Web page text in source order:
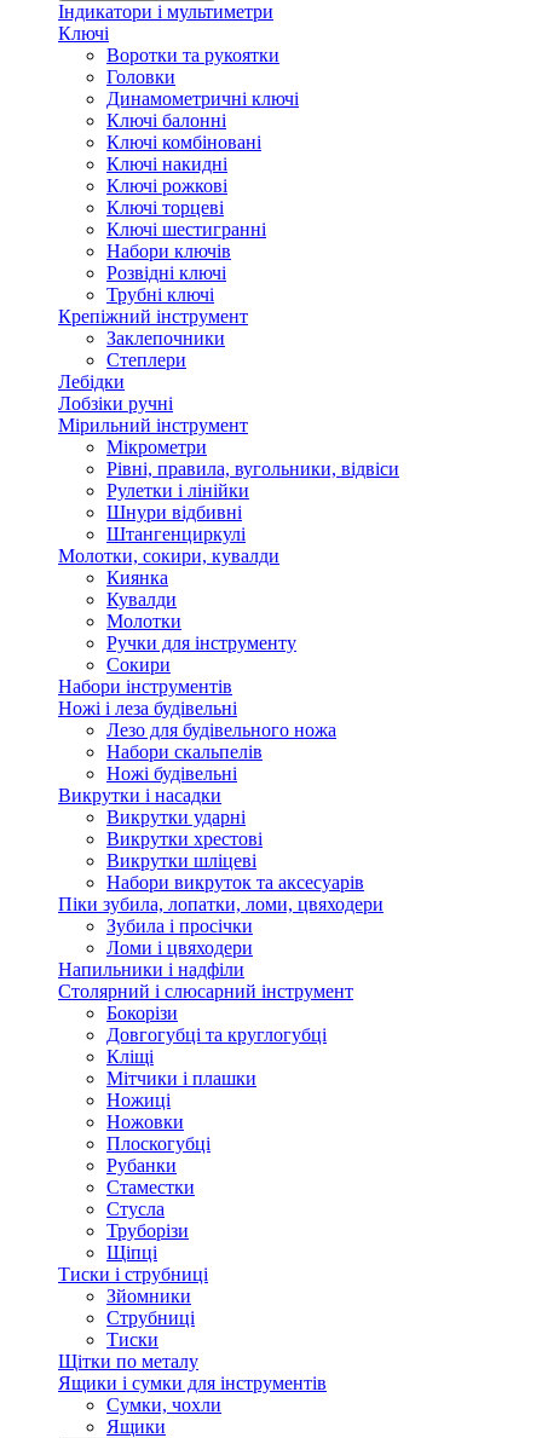
Індикатори і мультиметри
Ключі
Воротки та рукоятки
Головки
Динамометричні ключі
Ключі балонні
Ключі комбіновані
Ключі накидні
Ключі рожкові
Ключі торцеві
Ключі шестигранні
Набори ключів
Розвідні ключі
Трубні ключі
Крепіжний інструмент
Заклепочники
Степлери
Лебідки
Лобзіки ручні
Мірильний інструмент
Мікрометри
Рівні, правила, вугольники, відвіси
Рулетки і лінійки
Шнури відбивні
Штангенциркулі
Молотки, сокири, кувалди
Киянка
Кувалди
Молотки
Ручки для інструменту
Сокири
Набори інструментів
Ножі і леза будівельні
Лезо для будівельного ножа
Набори скальпелів
Ножі будівельні
Викрутки і насадки
Викрутки ударні
Викрутки хрестові
Викрутки шліцеві
Набори викруток та аксесуарів
Піки зубила, лопатки, ломи, цвяходери
Зубила і просічки
Ломи і цвяходери
Напильники і надфіли
Столярний і слюсарний інструмент
Бокорізи
Довгогубці та круглогубці
Кліщі
Мітчики і плашки
Ножиці
Ножовки
Плоскогубці
Рубанки
Стаместки
Стусла
Труборізи
Щіпці
Тиски і струбниці
Зйомники
Струбниці
Тиски
Щітки по металу
Ящики і сумки для інструментів
Сумки, чохли
Ящики